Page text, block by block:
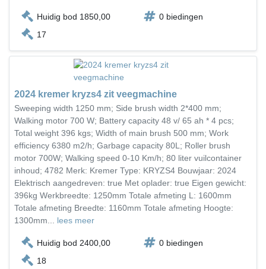
Huidig bod 1850,00
0 biedingen
17
2024 kremer kryzs4 zit veegmachine
Sweeping width 1250 mm; Side brush width 2*400 mm;
Walking motor 700 W; Battery capacity 48 v/ 65 ah * 4 pcs;
Total weight 396 kgs; Width of main brush 500 mm; Work
efficiency 6380 m2/h; Garbage capacity 80L; Roller brush
motor 700W; Walking speed 0-10 Km/h; 80 liter vuilcontainer
inhoud; 4782 Merk: Kremer Type: KRYZS4 Bouwjaar: 2024
Elektrisch aangedreven: true Met oplader: true Eigen gewicht:
396kg Werkbreedte: 1250mm Totale afmeting L: 1600mm
Totale afmeting Breedte: 1160mm Totale afmeting Hoogte:
1300mm... lees meer
Huidig bod 2400,00
0 biedingen
18